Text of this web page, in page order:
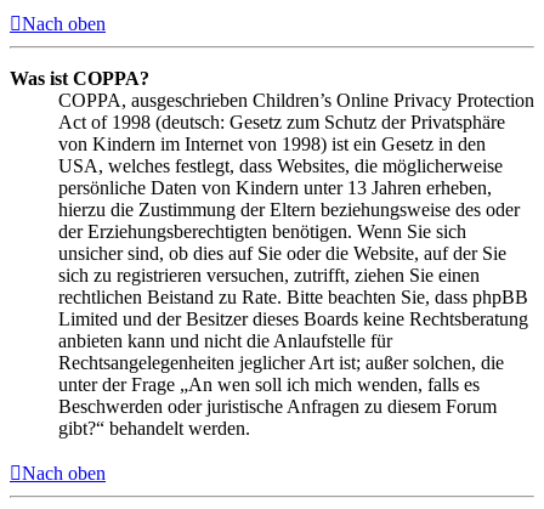
Nach oben
Was ist COPPA?
COPPA, ausgeschrieben Children’s Online Privacy Protection
Act of 1998 (deutsch: Gesetz zum Schutz der Privatsphäre
von Kindern im Internet von 1998) ist ein Gesetz in den
USA, welches festlegt, dass Websites, die möglicherweise
persönliche Daten von Kindern unter 13 Jahren erheben,
hierzu die Zustimmung der Eltern beziehungsweise des oder
der Erziehungsberechtigten benötigen. Wenn Sie sich
unsicher sind, ob dies auf Sie oder die Website, auf der Sie
sich zu registrieren versuchen, zutrifft, ziehen Sie einen
rechtlichen Beistand zu Rate. Bitte beachten Sie, dass phpBB
Limited und der Besitzer dieses Boards keine Rechtsberatung
anbieten kann und nicht die Anlaufstelle für
Rechtsangelegenheiten jeglicher Art ist; außer solchen, die
unter der Frage „An wen soll ich mich wenden, falls es
Beschwerden oder juristische Anfragen zu diesem Forum
gibt?“ behandelt werden.
Nach oben